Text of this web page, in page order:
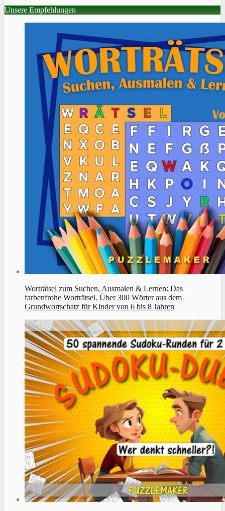
Unsere Empfehlungen
Worträtsel zum Suchen, Ausmalen & Lernen: Das
farbenfrohe Worträtsel. Über 300 Wörter aus dem
Grundwortschatz für Kinder von 6 bis 8 Jahren